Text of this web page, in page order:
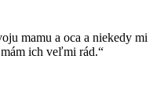
mamu a oca a niekedy mi
ich veľmi rád.